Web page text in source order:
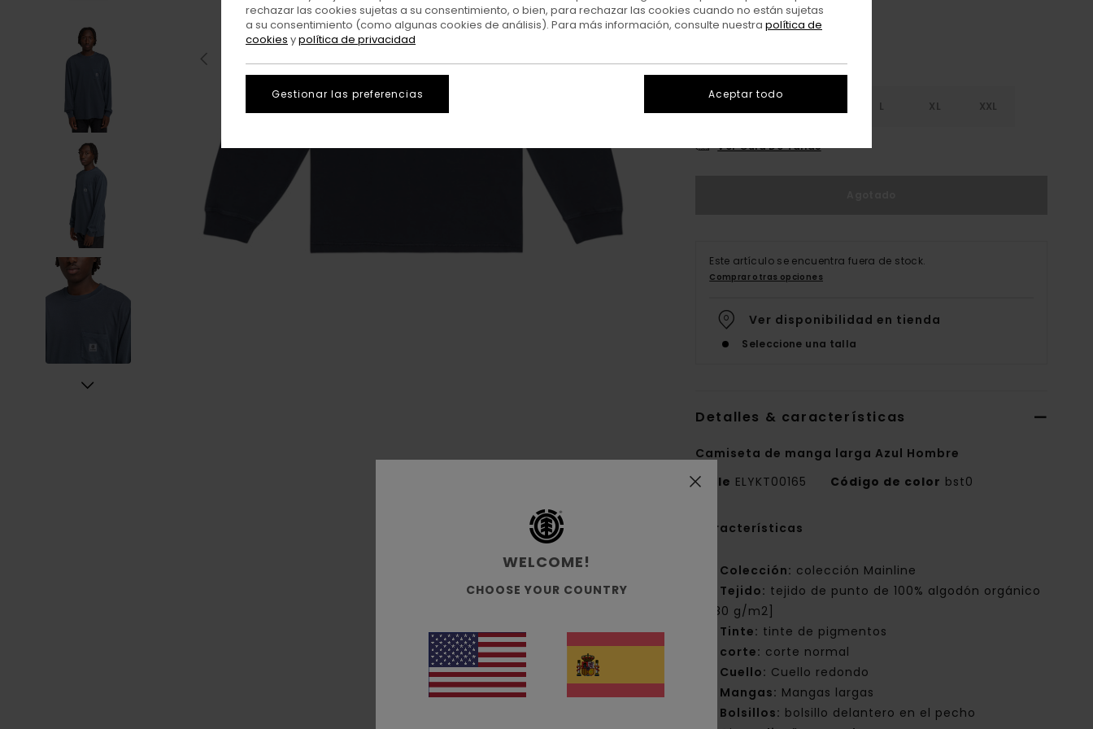
L XL XXL
Ver Guía De Tallas
Este artículo se encuentra fuera de stock.
Comprar otras opciones
Ver disponibilidad en tienda
Seleccione una talla
Detalles & características
Camiseta de manga larga Azul Hombre
Style ELYKT00165 Código de color bst0
Características
Colección: colección Mainline
Tejido: tejido de punto de 100% algodón orgánico
[180 g/m2]
Tinte: tinte de pigmentos
corte: corte normal
Cuello: Cuello redondo
Mangas: Mangas largas
Bolsillos: bolsillo delantero en el pecho
WELCOME!
CHOOSE YOUR COUNTRY
rechazar las cookies sujetas a su consentimiento, o bien, para rechazar las cookies cuando no están sujetas
a su consentimiento (como algunas cookies de análisis). Para más información, consulte nuestra política de
cookies ypolítica de privacidad
Gestionar las preferencias Aceptar todo